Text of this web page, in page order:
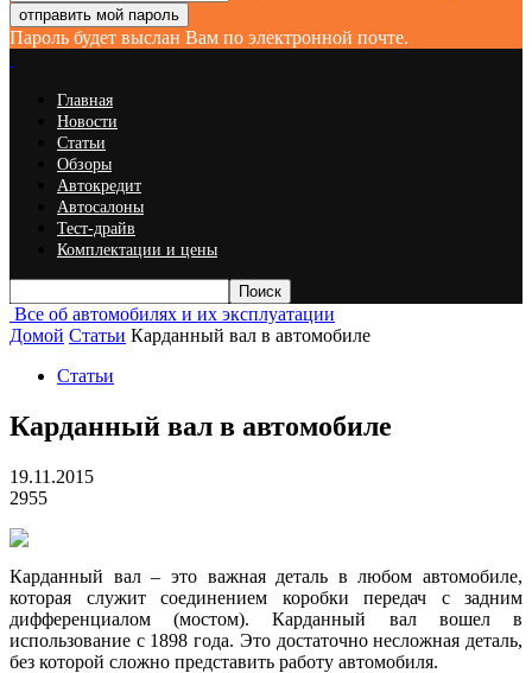
Пароль будет выслан Вам по электронной почте.
Главная
Новости
Статьи
Обзоры
Автокредит
Автосалоны
Тест-драйв
Комплектации и цены
Все об автомобилях и их эксплуатации
Домой Статьи Карданный вал в автомобиле
Статьи
Карданный вал в автомобиле
19.11.2015
2955
Карданный вал – это важная деталь в любом автомобиле,
которая служит соединением коробки передач с задним
дифференциалом (мостом). Карданный вал вошел в
использование с 1898 года. Это достаточно несложная деталь,
без которой сложно представить работу автомобиля.